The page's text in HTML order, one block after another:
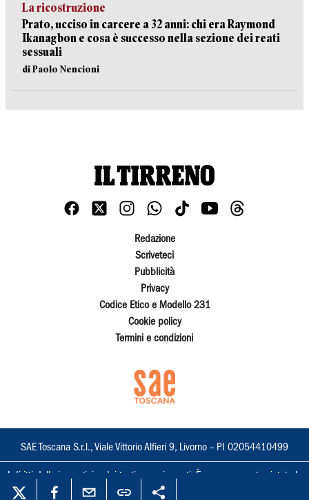
La ricostruzione
Prato, ucciso in carcere a 32 anni: chi era Raymond
Ikanagbon e cosa è successo nella sezione dei reati
sessuali
di Paolo Nencioni
Redazione
Scriveteci
Pubblicità
Privacy
Codice Etico e Modello 231
Cookie policy
Termini e condizioni
SAE Toscana S.r.l., Viale Vittorio Alfieri 9, Livorno – PI 02054410499
I diritti delle immagini e dei testi sono riservati. È espressamente vietata la
loro riproduzione con qualsiasi mezzo e l'adattamento totale o parziale.